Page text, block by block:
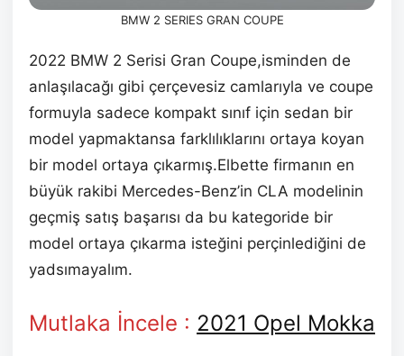
BMW 2 SERIES GRAN COUPE
2022 BMW 2 Serisi Gran Coupe,isminden de
anlaşılacağı gibi çerçevesiz camlarıyla ve coupe
formuyla sadece kompakt sınıf için sedan bir
model yapmaktansa farklılıklarını ortaya koyan
bir model ortaya çıkarmış.Elbette firmanın en
büyük rakibi Mercedes-Benz’in CLA modelinin
geçmiş satış başarısı da bu kategoride bir
model ortaya çıkarma isteğini perçinlediğini de
yadsımayalım.
Mutlaka İncele : 2021 Opel Mokka